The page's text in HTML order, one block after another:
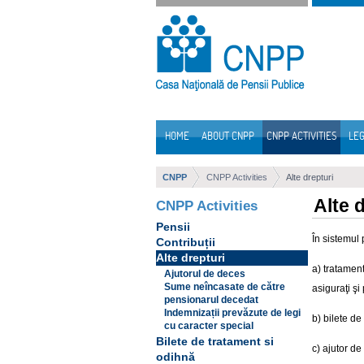
Skip to Content
HOME ABOUT CNPP CNPP ACTIVITIES
CNPP CNPP Activities Alte drepturi
CNPP Activities
Pensii
Contribuții
Alte drepturi
Ajutorul de deces
Sume neîncasate de către
pensionarul decedat
Indemnizații prevăzute de legi
cu caracter special
Bilete de tratament si
odihnă
Alte
În sistemul
a)
asiguraţi şi
b) bilete
c) ajutor